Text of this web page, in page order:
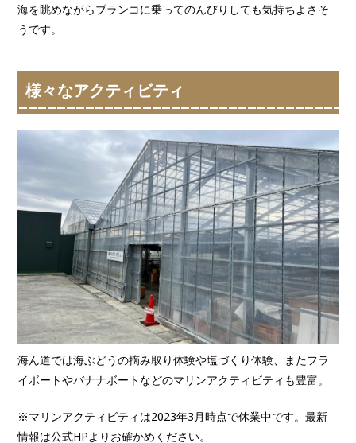
海を眺めながらブランコに乗ってのんびりしても気持ちよさそ
うです。
様々なアクティビティ
海ん道では海ぶどうの摘み取り体験や塩づくり体験、またフラ
イボートやバナナボートなどのマリンアクティビティも豊富。
※マリンアクティビティは2023年3月時点で休業中です。最新
情報は公式HPよりお確かめください。